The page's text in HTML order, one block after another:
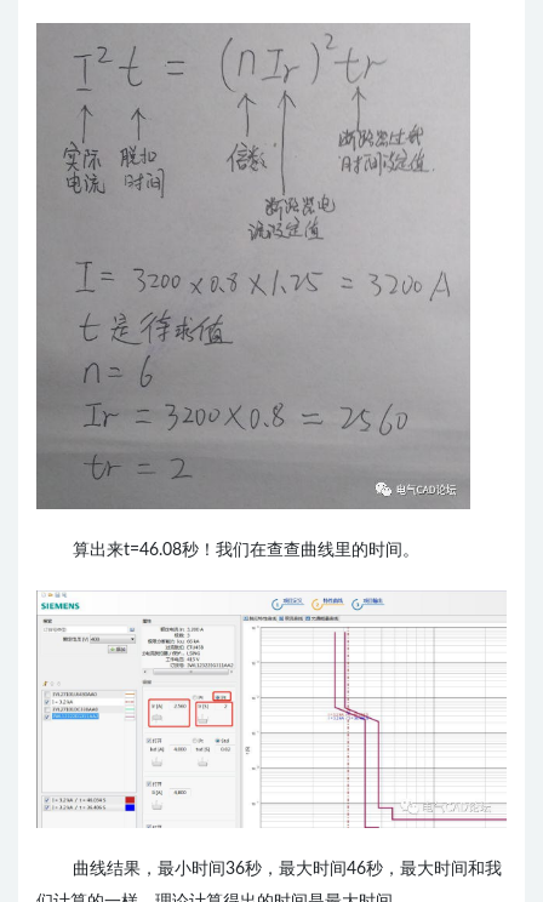
算出来t=46.08秒！我们在查查曲线里的时间。
曲线结果，最小时间36秒，最大时间46秒，最大时间和我